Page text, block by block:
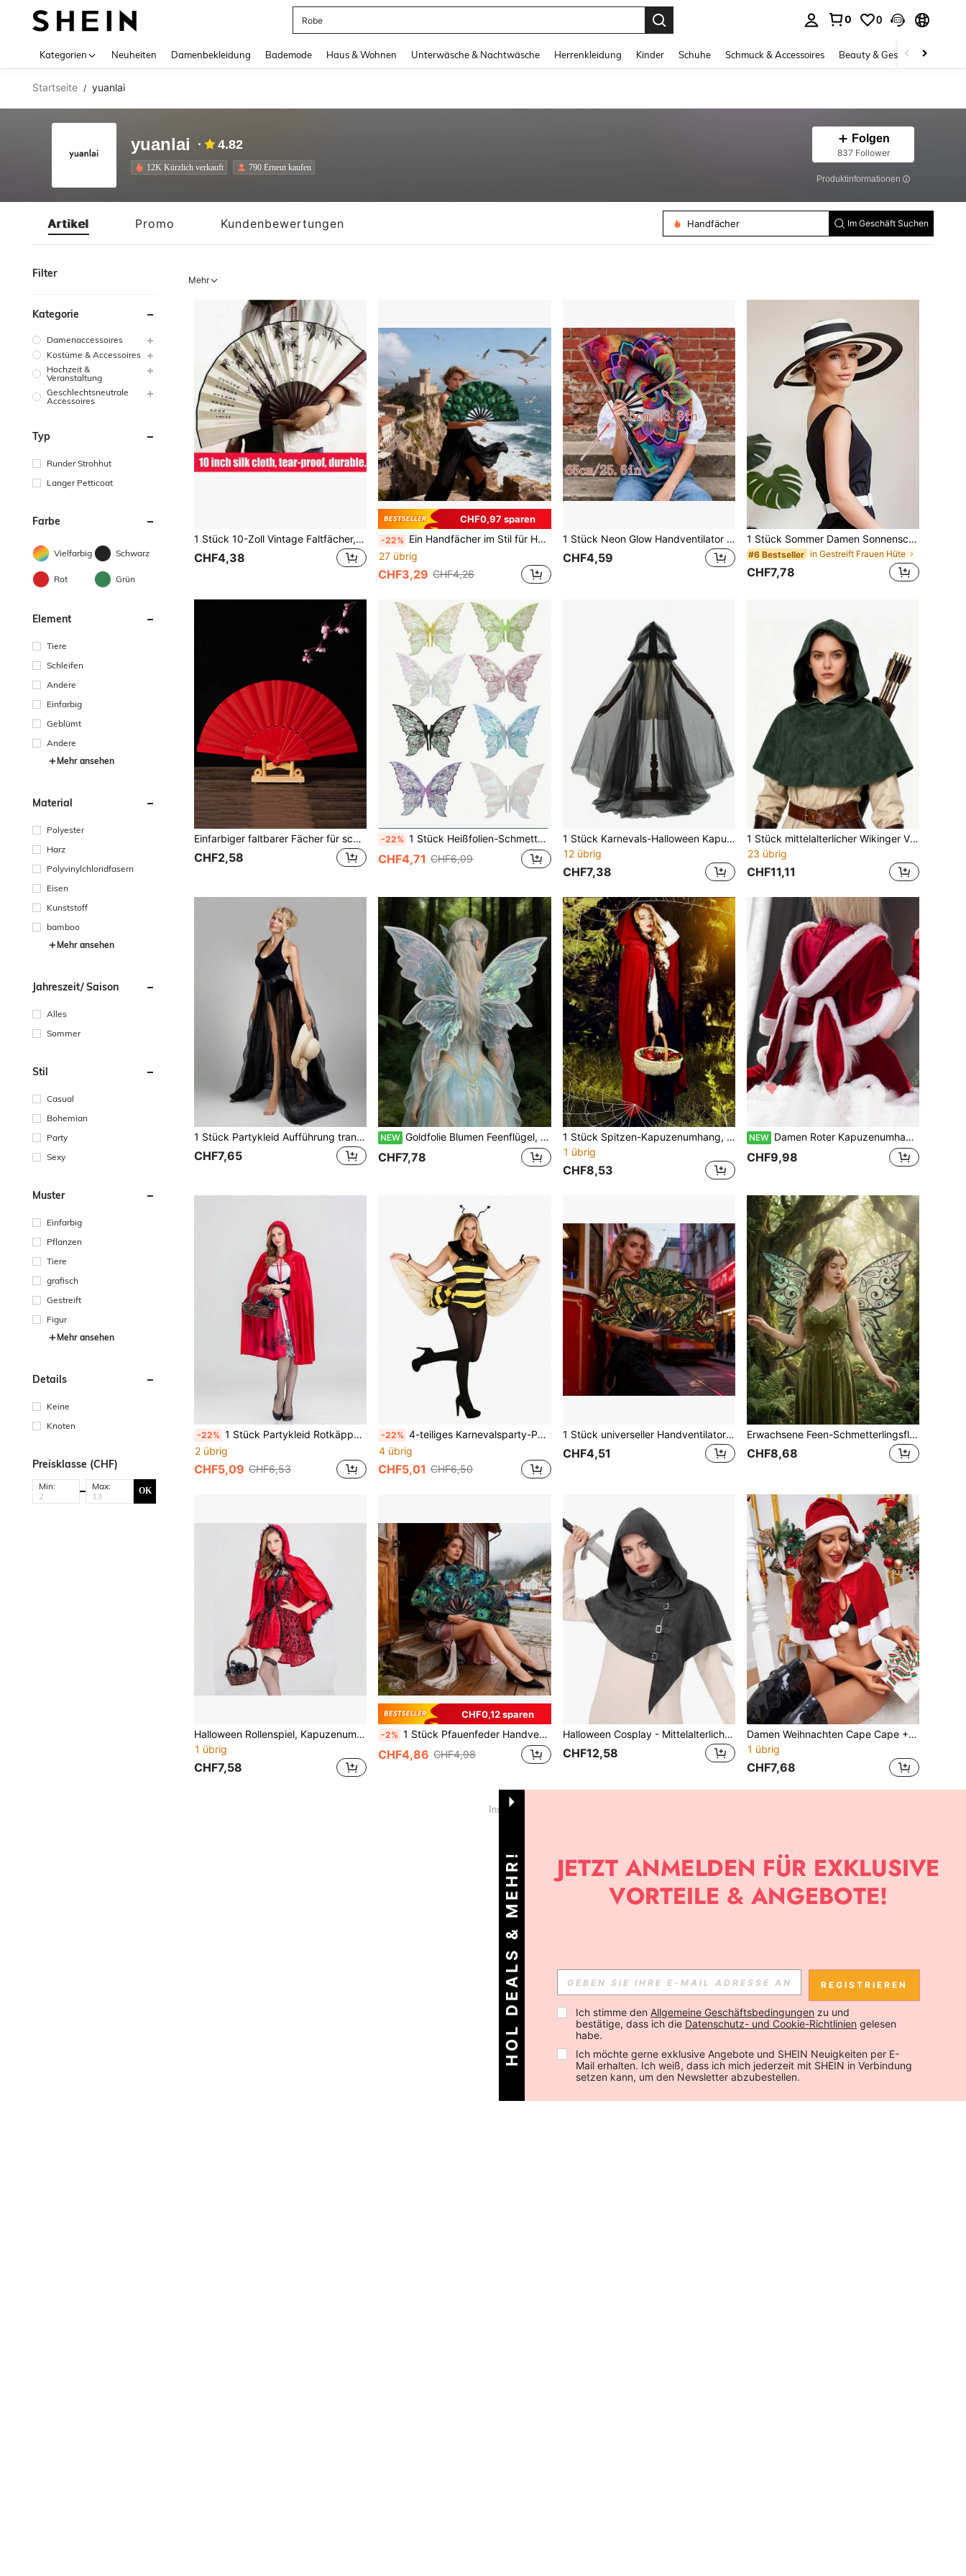
Jumpsuit Damen
0 0
Kategorien Neuheiten Damenbekleidung Bademode Haus & Wohnen Unterwäsche & Nachtwäsche Herrenkleidung Kinder Schuhe Schmuck & Accessoires Beauty & Gesundheit
Startseite / yuanlai
yuanlai 4.82
12K Kürzlich verkauft 790 Erneut kaufen
Folgen
837 Follower
Produktinformationen
Artikel Promo Kundenbewertungen
Damen Strohhut
Frauen Hosen Kette
Handfächer
Im Geschäft Suchen
Filter
Kategorie
Damenaccessoires
Kostüme & Accessoires
Hochzeit &
Veranstaltung
Geschlechtsneutrale
Accessoires
Typ
Runder Strohhut
Langer Petticoat
Farbe
Vielfarbig Schwarz
Rot Grün
Element
Tiere
Schleifen
Andere
Einfarbig
Geblümt
Andere
Mehr ansehen
Material
Polyester
Harz
Polyvinylchloridfasern
Eisen
Kunststoff
bamboo
Mehr ansehen
Jahreszeit/ Saison
Alles
Sommer
Stil
Casual
Bohemian
Party
Sexy
Muster
Einfarbig
Pflanzen
Tiere
grafisch
Gestreift
Figur
Mehr ansehen
Details
Keine
Knoten
Preisklasse (CHF)
Min: Max: OK
Mehr
1 Stück 10-Zoll Vintage Faltfächer, chinesischer Stil Hanfu Fotografie Requisite
CHF4,38
CHF0,97 sparen
-22% Ein Handfächer im Stil für Herren und Damen - mit einem leuchtend grünen Muster mit Augenflecken, ein leichter und tragbarer Kühlventilator, geeignet für Karnevals, Weihnachtsfeiern und Outdoor-Aktivitäten - ein modisches und praktisches Accessoire (aus Polyesterfaser/Nylon), Sommer, Feiertage, Festival
27 übrig
CHF3,29 CHF4,26
1 Stück Neon Glow Handventilator - 3D Farbillusion Augen & Mandala Design, faltbarer Zauberventilator mit leuchtendem Zentrum, geeignet für Pride Festivals & Bühnenauftritte (Batterien nicht enthalten), Reiseessentiell, Camping
CHF4,59
1 Stück Sommer Damen Sonnenschutzhut mit schwarzen und weißen dicken Streifen, entlang des Strandes Strohhut Sonnenschutz
#6 Bestseller in Gestreift Frauen Hüte
CHF7,78
Einfarbiger faltbarer Fächer für schlichte Casual Valentinstag, Sommer, Urlaub, Camping, Reise-Essentials
CHF2,58
-22% 1 Stück Heißfolien-Schmetterlings-Feenflügel, geeignet für alle Arten von Festpartys, Cosplay-Requisiten, Musikfestivals, Halloween
CHF4,71 CHF6,09
1 Stück Karnevals-Halloween Kapuzenumhang Todesfee Netz Langer Umhang Ballkleid
12 übrig
CHF7,38
1 Stück mittelalterlicher Wikinger Vintage grüner & schwarzer Ritter Krieger Kapuzenmantel, Halloween Karneval Bühne Cosplay Renaissance Krieger einfarbig Polyester
23 übrig
CHF11,11
1 Stück Partykleid Aufführung transparentes Tüll-See-Durch-Rock Hochzeitskleid Ballett Party Cocktailkleid
CHF7,65
NEW Goldfolie Blumen Feenflügel, geeignet für Halloween, Weihnachten, Karneval, Party, Bühnenaufführung Kostümzubehör, 7 Farben erhältlich, Outdoor Fotografie Requisiten
CHF7,78
1 Stück Spitzen-Kapuzenumhang, Halloween Hexen Kostüm Spitzen Umhang, Weihnachts Vampir Cosplay Maskenball Umhang
1 übrig
CHF8,53
NEW Damen Roter Kapuzenumhang mit Hasenohren, süßer Weihnachtsmann Schal Umhang, Plüsch kleiner Umhang, geeignet für Weihnachts Cosplay Party
CHF9,98
-22% 1 Stück Partykleid Rotkäppchen Umhang Rote Märchenprinzessin Umhang Kostüm Kostümparty geeignet für alle Arten von Feiertags-Kostümen wie Halloween, Weihnachten
2 übrig
CHF5,09 CHF6,53
-22% 4-teiliges Karnevalsparty-Performance-Kostüm, Weihnachtsthema, geeignet für verschiedene Feiertags-Rollenspiele, Erwachsenen-Party-Outfit, mit Bienenflügeln, Cosplay-Kostüm
4 übrig
CHF5,01 CHF6,50
1 Stück universeller Handventilator für Männer und Frauen - viktorianisches Retro-Motten-/Blumenmuster, tragbarer Kühlventilator, geeignet für den täglichen Gebrauch, Outdoor und im Büro - elegantes dekoratives Accessoire für Hochzeiten und Partys, auch ein stilvoller Begleiter.
CHF4,51
Erwachsene Feen-Schmetterlingsflügel Rücken-Dekoration Feiertags-Party-Kostüm Goldfolie Schmetterlingsflügel
CHF8,68
Halloween Rollenspiel, Kapuzenumhang, Vampirumhang, gerüschter Krawattenschal, Rotkäppchen, Halloween Weihnachts Cosplay, geeignet für alle Arten von Festen, Partys, Fantasie Umhang
1 übrig
CHF7,58
CHF0,12 sparen
-2% 1 Stück Pfauenfeder Handventilator, hochwertiges luxuriöses Material, geeignet für Karnevals, Festivals, Geschenke für Freunde und Musikliebhaber, vielseitig einsetzbar für Festivals und den täglichen Gebrauch, Reiseessentiell, Camping
CHF4,86 CHF4,98
Halloween Cosplay - Mittelalterliches Mönchskostüm, Mönchskutte, Zauberer Outfit, Priester Kostüm - COS Kostüm, Bühnenkostüm
CHF12,58
Damen Weihnachten Cape Cape + Hut Weihnachten Kanarienvogel Mantel Party Performance Cape
1 übrig
CHF7,68
Insgesamt 1 Seiten
HOL DEALS & MEHR! REGISTRIEREN
Ich stimme den Allgemeine Geschäftsbedingungen zu und
bestätige, dass ich die Datenschutz- und Cookie-Richtlinien gelesen
habe.
Ich möchte gerne exklusive Angebote und SHEIN Neuigkeiten per E-
Mail erhalten. Ich weiß, dass ich mich jederzeit mit SHEIN in Verbindung
setzen kann, um den Newsletter abzubestellen.